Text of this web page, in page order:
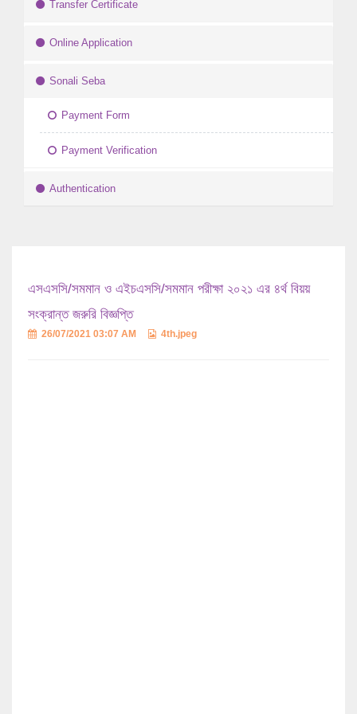
Transfer Certificate
Online Application
Sonali Seba
Payment Form
Payment Verification
Authentication
এসএসসি/সমমান ও এইচএসসি/সমমান পরীক্ষা ২০২১ এর ৪র্থ বিয়য়
সংক্রান্ত জরুরি বিজ্ঞপ্তি
26/07/2021 03:07 AM 4th.jpeg